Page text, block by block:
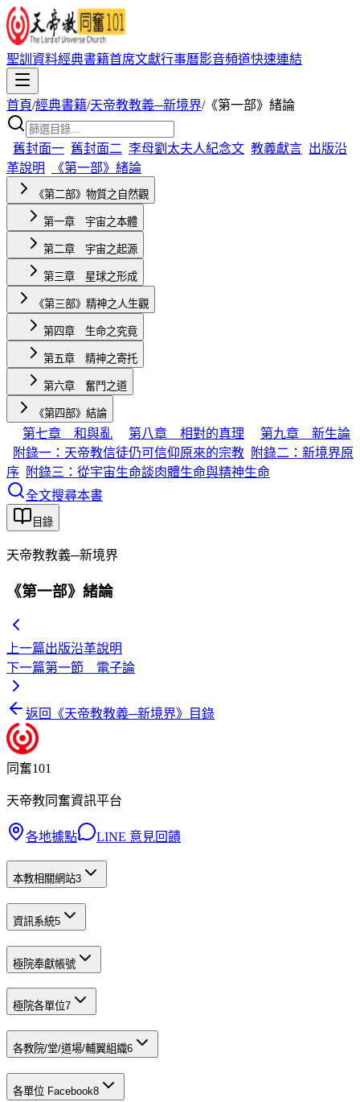
聖訓資料經典書籍首席文獻行事曆影音頻道快速連結
首頁/經典書籍/天帝教教義─新境界/《第一部》緒論
舊封面一 舊封面二 李母劉太夫人紀念文 教義獻言 出版沿
革說明
《第一部》緒論
《第二部》物質之自然觀
第一章 宇宙之本體
第二章 宇宙之起源
第三章 星球之形成
《第三部》精神之人生觀
第四章 生命之究竟
第五章 精神之寄托
第六章 奮鬥之道
《第四部》結論
第七章 和與亂 第八章 相對的真理
第九章 新生論
附錄一：天帝教信徒仍可信仰原來的宗教
附錄二：新境界原
序
附錄三：從宇宙生命談肉體生命與精神生命
全文搜尋本書
目錄
天帝教教義─新境界
《第一部》緒論
上一篇出版沿革說明
下一篇第一節 電子論
返回《天帝教教義─新境界》目錄
同奮101
天帝教同奮資訊平台
各地據點 LINE 意見回饋
本教相關網站3
資訊系統5
極院奉獻帳號
極院各單位7
各教院/堂/道場/輔翼組織6
各單位 Facebook8